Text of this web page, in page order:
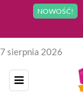
NOWOŚĆ!
7 sierpnia 2026